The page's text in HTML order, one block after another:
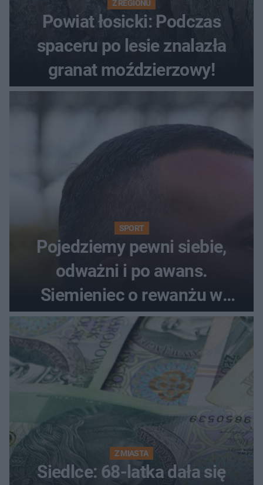
Z REGIONU
Powiat łosicki: Podczas
spaceru po lesie znalazła
granat moździerzowy!
SPORT
Pojedziemy pewni siebie,
odważni i po awans.
Siemieniec o rewanżu w
Szkocji
Z MIASTA
Siedlce: 68-latka dała się